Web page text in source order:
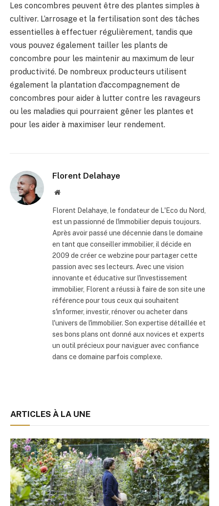
Les concombres peuvent être des plantes simples à
cultiver. L’arrosage et la fertilisation sont des tâches
essentielles à effectuer régulièrement, tandis que
vous pouvez également tailler les plants de
concombre pour les maintenir au maximum de leur
productivité. De nombreux producteurs utilisent
également la plantation d’accompagnement de
concombres pour aider à lutter contre les ravageurs
ou les maladies qui pourraient gêner les plantes et
pour les aider à maximiser leur rendement.
Florent Delahaye
Site
Florent Delahaye, le fondateur de L'Eco du Nord,
est un passionné de l'immobilier depuis toujours.
Après avoir passé une décennie dans le domaine
en tant que conseiller immobilier, il décide en
2009 de créer ce webzine pour partager cette
passion avec ses lecteurs. Avec une vision
innovante et éducative sur l'investissement
immobilier, Florent a réussi à faire de son site une
référence pour tous ceux qui souhaitent
s'informer, investir, rénover ou acheter dans
l'univers de l'immobilier. Son expertise détaillée et
ses bons plans ont donné aux novices et experts
un outil précieux pour naviguer avec confiance
dans ce domaine parfois complexe.
ARTICLES À LA UNE